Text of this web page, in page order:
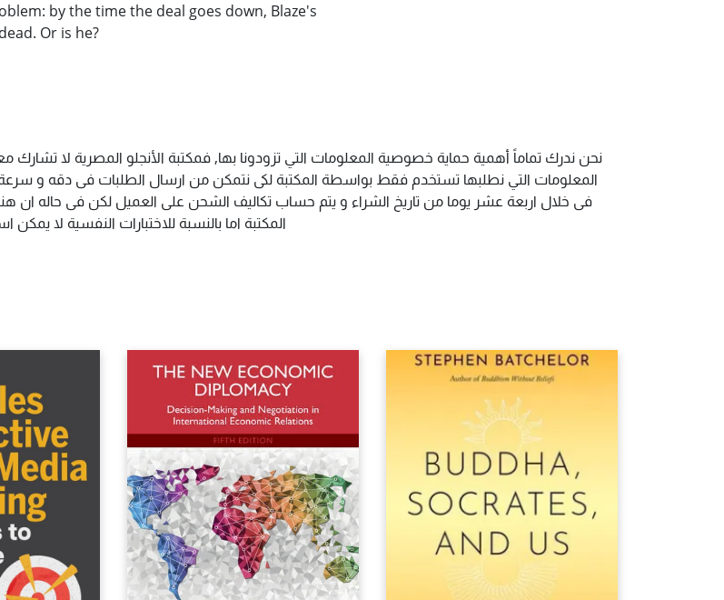
by the time the deal goes down, Blaze's
Or is he?
نحن ندرك تماماً أهمية حماية خصوصية المعلومات التي تزودونا بها, فمكتبة الأنجلو المصرية لا
المعلومات التي نطلبها تستخدم فقط بواسطة المكتبة لكى نتمكن من ارسال الطلبات فى دقه و سرعة
فى خلال اربعة عشر يوما من تاريخ الشراء و يتم حساب تكاليف الشحن على العميل لكن فى حاله ان
المكتبة اما بالنسبة للاختبارات النفسية لا